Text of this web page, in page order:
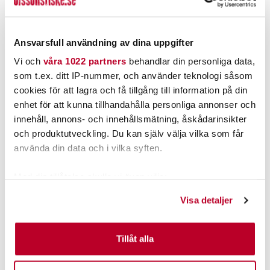
Ansvarsfull användning av dina uppgifter
Vi och våra 1022 partners behandlar din personliga data,
som t.ex. ditt IP-nummer, och använder teknologi såsom
cookies för att lagra och få tillgång till information på din
enhet för att kunna tillhandahålla personliga annonser och
innehåll, annons- och innehållsmätning, åskådarinsikter
och produktutveckling. Du kan själv välja vilka som får
använda din data och i vilka syften.
Identifiera din enhet genom att aktivt skanna den för
specifika kännetecken (fingeravtryck)
Ta reda på mer om hur dina personliga uppgifter
Visa detaljer
Tillåt alla
POPULÄRT JUST NU
Pig Hula Tiny Chatterbait
Patriot Spöhållare ALU